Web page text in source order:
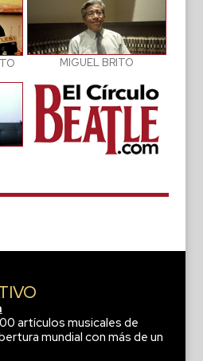
MIGUEL BRITO
artículos musicales de
mundial con más de un